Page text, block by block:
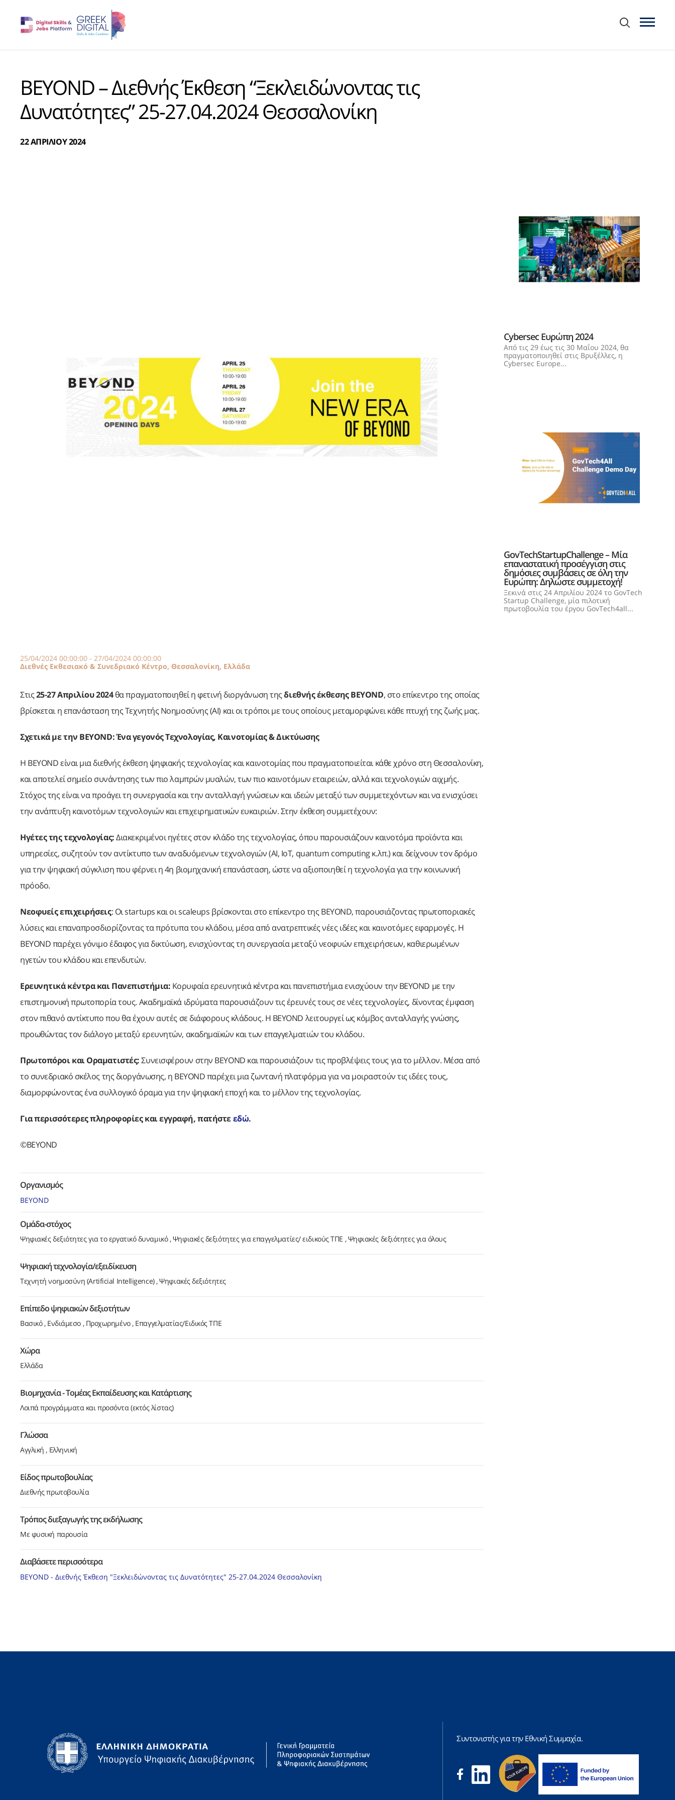
BEYOND – Διεθνής Έκθεση “Ξεκλειδώνοντας τις
Δυνατότητες” 25-27.04.2024 Θεσσαλονίκη
22 ΑΠΡΙΛΙΟΥ 2024
25/04/2024 00:00:00 - 27/04/2024 00:00:00
Διεθνές Εκθεσιακό & Συνεδριακό Κέντρο, Θεσσαλονίκη, Ελλάδα
Στις25-27 Απριλίου2024θα πραγματοποιηθεί η φετινή διοργάνωση τηςδιεθνής έκθεσης BEYOND, στο επίκεντρο της οποίας
βρίσκεται η επανάσταση της Τεχνητής Νοημοσύνης (AI) και οι τρόποι με τους οποίους μεταμορφώνει κάθε πτυχή της ζωής μας.
Σχετικά με την BEYOND: Ένα γεγονός Τεχνολογίας, Καινοτομίας & Δικτύωσης
H BEYOND είναι μια διεθνής έκθεση ψηφιακής τεχνολογίας και καινοτομίας που πραγματοποιείται κάθε χρόνο στη Θεσσαλονίκη,
και αποτελεί σημείο συνάντησης των πιο λαμπρών μυαλών, των πιο καινοτόμων εταιρειών, αλλά και τεχνολογιών αιχμής.
Στόχος της είναι να προάγει τη συνεργασία και την ανταλλαγή γνώσεων και ιδεών μεταξύ των συμμετεχόντων και να ενισχύσει
την ανάπτυξη καινοτόμων τεχνολογιών και επιχειρηματικών ευκαιριών. Στην έκθεση συμμετέχουν:
Ηγέτες της τεχνολογίας:Διακεκριμένοι ηγέτες στον κλάδο της τεχνολογίας, όπου παρουσιάζουν καινοτόμα προϊόντα και
υπηρεσίες, συζητούν τον αντίκτυπο των αναδυόμενων τεχνολογιών (ΑΙ, ΙοΤ, quantum computing κ.λπ.) και δείχνουν τοv δρόμο
για την ψηφιακή σύγκλιση που φέρνει η 4η βιομηχανική επανάσταση, ώστε να αξιοποιηθεί η τεχνολογία για την κοινωνική
πρόοδο.
Νεοφυείς επιχειρήσεις: Οι startups και οι scaleups βρίσκονται στο επίκεντρο της BEYOND, παρουσιάζοντας πρωτοποριακές
λύσεις και επαναπροσδιορίζοντας τα πρότυπα του κλάδου, μέσα από ανατρεπτικές νέες ιδέες και καινοτόμες εφαρμογές. Η
BEYOND παρέχει γόνιμο έδαφος για δικτύωση, ενισχύοντας τη συνεργασία μεταξύ νεοφυών επιχειρήσεων, καθιερωμένων
ηγετών του κλάδου και επενδυτών.
Ερευνητικά κέντρα και Πανεπιστήμια: Κορυφαία ερευνητικά κέντρα και πανεπιστήμια ενισχύουν την BEYOND με την
επιστημονική πρωτοπορία τους. Ακαδημαϊκά ιδρύματα παρουσιάζουν τις έρευνές τους σε νέες τεχνολογίες, δίνοντας έμφαση
στον πιθανό αντίκτυπο που θα έχουν αυτές σε διάφορους κλάδους. Η BEYOND λειτουργεί ως κόμβος ανταλλαγής γνώσης,
προωθώντας τον διάλογο μεταξύ ερευνητών, ακαδημαϊκών και των επαγγελματιών του κλάδου.
Πρωτοπόροι και Οραματιστές:Συνεισφέρουν στην BEYOND και παρουσιάζουν τις προβλέψεις τους για το μέλλον. Μέσα από
το συνεδριακό σκέλος της διοργάνωσης, η BEYOND παρέχει μια ζωντανή πλατφόρμα για να μοιραστούν τις ιδέες τους,
διαμορφώνοντας ένα συλλογικό όραμα για την ψηφιακή εποχή και το μέλλον της τεχνολογίας.
Για περισσότερες πληροφορίες και εγγραφή, πατήστεεδώ.
©BEYOND
Οργανισμός
BEYOND
Ομάδα-στόχος
Ψηφιακές δεξιότητες για το εργατικό δυναμικό Ψηφιακές δεξιότητες για επαγγελματίες/ ειδικούς ΤΠΕ Ψηφιακές δεξιότητες για όλους
Ψηφιακή τεχνολογία/εξειδίκευση
Τεχνητή νοημοσύνη (Artificial Intelligence) Ψηφιακές δεξιότητες
Επίπεδο ψηφιακών δεξιοτήτων
Βασικό Ενδιάμεσο Προχωρημένο Επαγγελματίας/Ειδικός ΤΠΕ
Χώρα
Ελλάδα
Βιομηχανία - Τομέας Εκπαίδευσης και Κατάρτισης
Λοιπά προγράμματα και προσόντα (εκτός λίστας)
Γλώσσα
Αγγλική Ελληνική
Είδος πρωτοβουλίας
Διεθνής πρωτοβουλία
Τρόπος διεξαγωγής της εκδήλωσης
Με φυσική παρουσία
Διαβάσετε περισσότερα
BEYOND - Διεθνής Έκθεση "Ξεκλειδώνοντας τις Δυνατότητες" 25-27.04.2024 Θεσσαλονίκη
Cybersec Ευρώπη 2024
Από τις 29 έως τις 30 Μαΐου 2024, θα
πραγματοποιηθεί στις Βρυξέλλες, η
Cybersec Europe...
GovTechStartupChallenge – Μία
επαναστατική προσέγγιση στις
δημόσιες συμβάσεις σε όλη την
Ευρώπη: Δηλώστε συμμετοχή!
Ξεκινά στις 24 Απριλίου 2024 το GovTech
Startup Challenge, μία πιλοτική
πρωτοβουλία του έργου GovTech4all...
Συντονιστής για την Εθνική Συμμαχία.